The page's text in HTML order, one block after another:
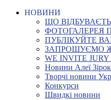
НОВИНИ
ЩО
ФОТОГАЛЕРЕЯ
ПУБЛІКУЙТЕ
ЗАПРОШУЄМО
WE INVITE JURY
Новини Алеї Зірок
Творчі новини
Конкурси
Швидкі новини